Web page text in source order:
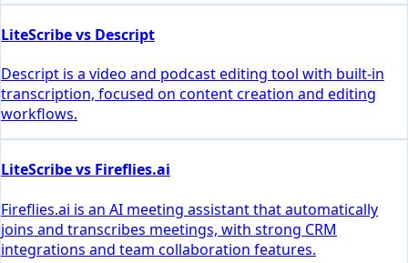
LiteScribe vs Descript
Descript is a video and podcast editing tool with built-in
transcription, focused on content creation and editing
workflows.
LiteScribe vs Fireflies.ai
Fireflies.ai is an AI meeting assistant that automatically
joins and transcribes meetings, with strong CRM
integrations and team collaboration features.